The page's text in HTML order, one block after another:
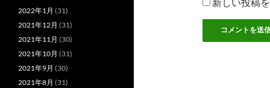
2022年1月 (31)
2021年12月 (31)
2021年11月 (30)
2021年10月 (31)
2021年9月 (30)
2021年8月 (31)